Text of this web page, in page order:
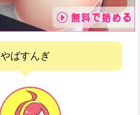
やばすんぎ